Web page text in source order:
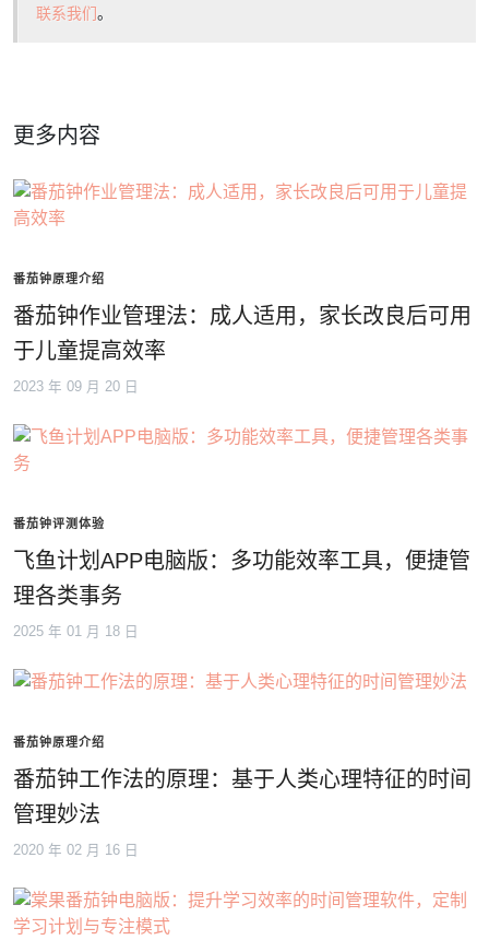
联系我们。
更多内容
番茄钟原理介绍
番茄钟作业管理法：成人适用，家长改良后可用
于儿童提高效率
2023 年 09 月 20 日
番茄钟评测体验
飞鱼计划APP电脑版：多功能效率工具，便捷管
理各类事务
2025 年 01 月 18 日
番茄钟原理介绍
番茄钟工作法的原理：基于人类心理特征的时间
管理妙法
2020 年 02 月 16 日